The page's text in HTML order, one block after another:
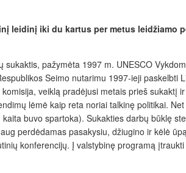
iki du kartus per metus leidžiamo
pažymėta 1997 m. UNESCO
Seimo nutarimu 1997-ieji paskelbti
veiklą pradėjusi metais prieš sukaktį
lėmė kaip reta noriai talkinę politikai.
buvo spartoka). Sukakties darbų būklę
perdėdamas pasakysiu, džiugino ir kėlė
konferencijų. Į valstybinę programą